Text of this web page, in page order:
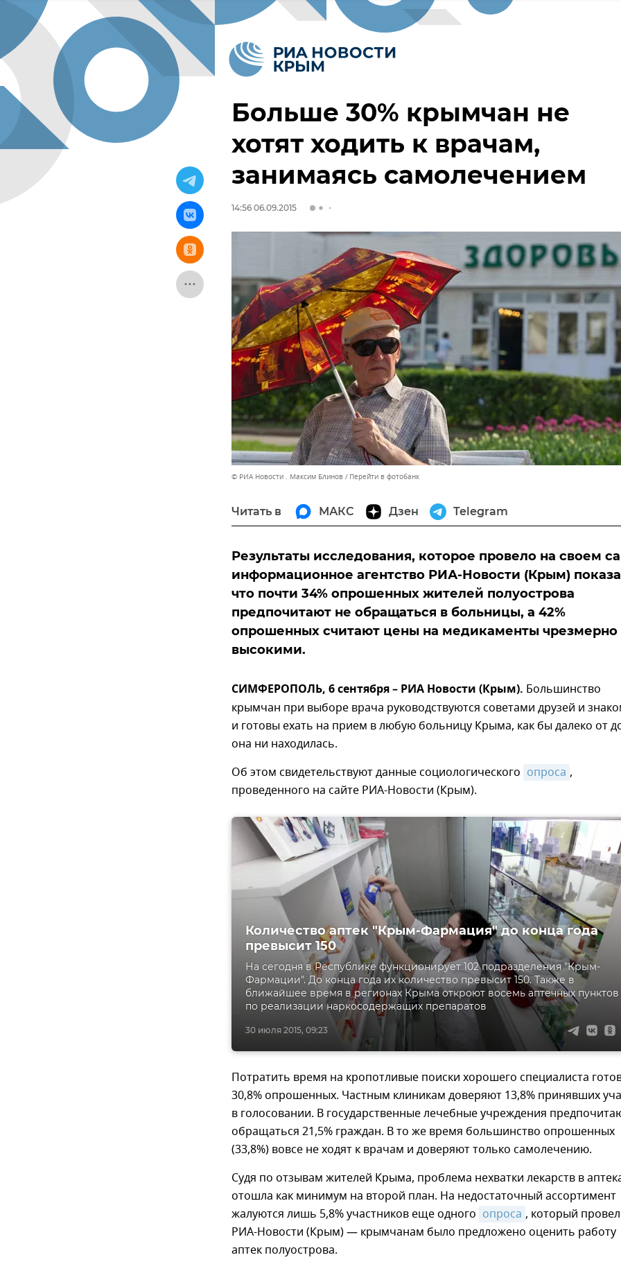
Больше 30% крымчан не
хотят ходить к врачам,
занимаясь самолечением
14:56 06.09.2015
© РИА Новости . Максим Блинов Перейти в фотобанк
Читать в МАКС Дзен Telegram
Результаты исследования, которое провело на своем
информационное агентство РИА-Новости (Крым)
что почти 34% опрошенных жителей полуострова
предпочитают не обращаться в больницы, а 42%
опрошенных считают цены на медикаменты чрезмерно
высокими.
СИМФЕРОПОЛЬ, 6 сентября – РИА Новости (Крым). Большинство
крымчан при выборе врача руководствуются советами друзей и
и готовы ехать на прием в любую больницу Крыма, как бы далеко от
она ни находилась.
Об этом свидетельствуют данные социологического опроса ,
проведенного на сайте РИА-Новости (Крым).
30 июля 2015, 09:23
Количество аптек "Крым-Фармация" до конца года
превысит 150
На сегодня в Республике функционирует 102 подразделения "Крым-
Фармации". До конца года их количество превысит 150. Также в
ближайшее время в регионах Крыма откроют восемь аптечных пунктов
по реализации наркосодержащих препаратов
Потратить время на кропотливые поиски хорошего специалиста
30,8% опрошенных. Частным клиникам доверяют 13,8% принявших
в голосовании. В государственные лечебные учреждения
обращаться 21,5% граждан. В то же время большинство опрошенных
(33,8%) вовсе не ходят к врачам и доверяют только самолечению.
Судя по отзывам жителей Крыма, проблема нехватки лекарств в
отошла как минимум на второй план. На недостаточный ассортимент
жалуются лишь 5,8% участников еще одного опроса , который
РИА-Новости (Крым) — крымчанам было предложено оценить работу
аптек полуострова.